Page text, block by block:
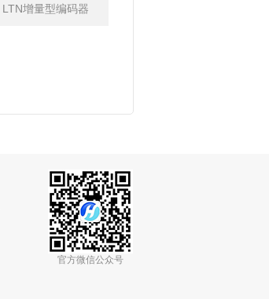
LTN增量型编码器
官方微信公众号